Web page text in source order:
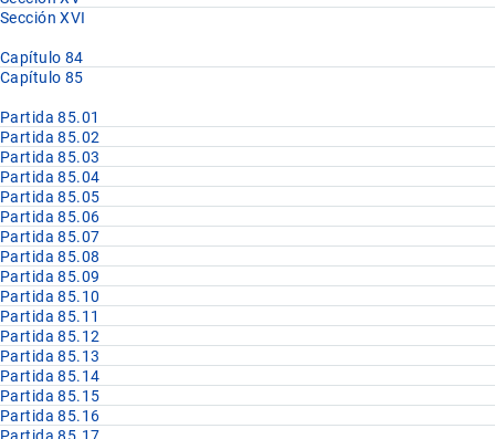
Sección XVI
Capítulo 84
Capítulo 85
Partida 85.01
Partida 85.02
Partida 85.03
Partida 85.04
Partida 85.05
Partida 85.06
Partida 85.07
Partida 85.08
Partida 85.09
Partida 85.10
Partida 85.11
Partida 85.12
Partida 85.13
Partida 85.14
Partida 85.15
Partida 85.16